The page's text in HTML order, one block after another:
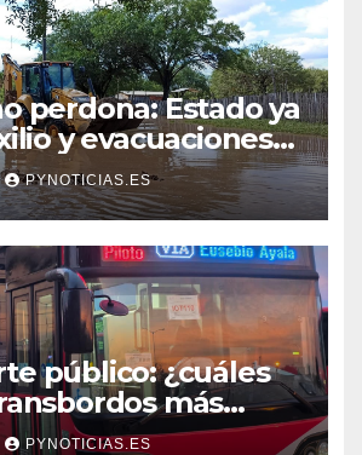
perdona: Estado ya
y evacuaciones
ribereñas
PYNOTICIAS.ES
público: ¿cuáles
más
y cuánto se puede
PYNOTICIAS.ES